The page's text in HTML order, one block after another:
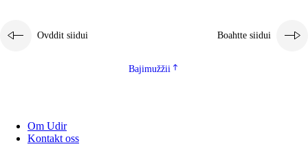
Ovddit siidui Boahtte siidui
Bajimužžii
Om Udir
Kontakt oss